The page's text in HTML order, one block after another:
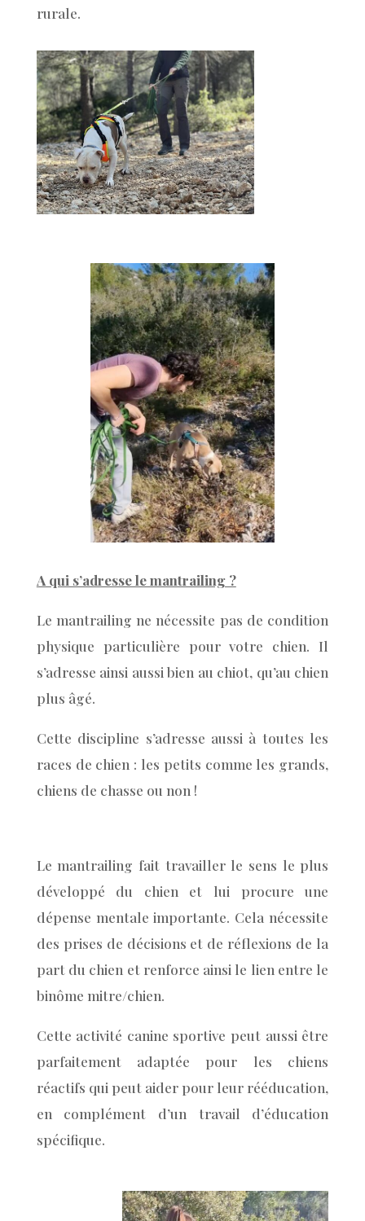
rurale.
A qui s’adresse le mantrailing ?
Le mantrailing ne nécessite pas de condition
physique particulière pour votre chien. Il
s’adresse ainsi aussi bien au chiot, qu’au chien
plus âgé.
Cette discipline s’adresse aussi à toutes les
races de chien : les petits comme les grands,
chiens de chasse ou non !
Le mantrailing fait travailler le sens le plus
développé du chien et lui procure une
dépense mentale importante. Cela nécessite
des prises de décisions et de réflexions de la
part du chien et renforce ainsi le lien entre le
binôme mitre/chien.
Cette activité canine sportive peut aussi être
parfaitement adaptée pour les chiens
réactifs qui peut aider pour leur rééducation,
en complément d’un travail d’éducation
spécifique.